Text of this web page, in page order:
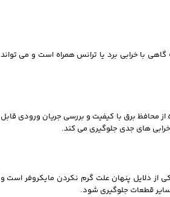
با خرابی برد یا ترانس همراه است و می‌ تواند
محافظ برق با کیفیت و بررسی جریان ورودی قابل
های جدی جلوگیری می‌ کند.
دلایل پنهان علت گرم نکردن مایکروفر است و
قطعات جلوگیری شود.